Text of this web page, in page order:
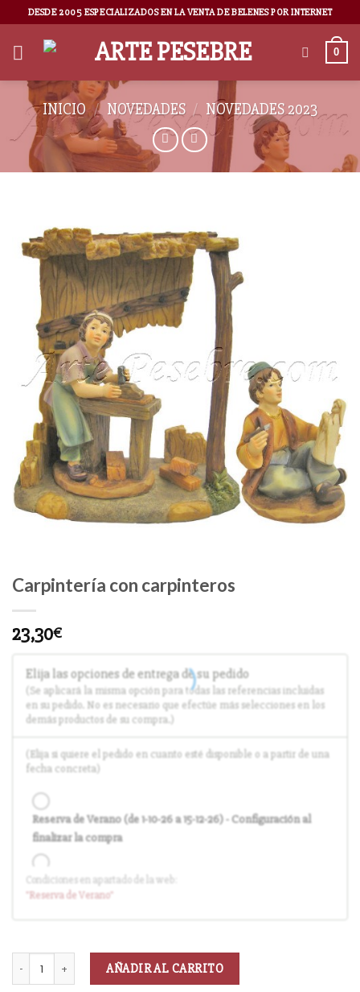
DESDE 2005 ESPECIALIZADOS EN LA VENTA DE BELENES POR INTERNET
0
INICIO / NOVEDADES / NOVEDADES 2023
Carpintería con carpinteros
23,30€
Elija las opciones de entrega de su pedido
(Se aplicará la misma opción para todas las referencias incluidas
en su pedido. No es necesario que efectúe más selecciones en los
demás productos de su compra.)
(Elija si quiere el pedido en cuanto esté disponible o a partir de una
fecha concreta)
Reserva de Verano (de 1-10-26 a 15-12-26) - Configuración al
finalizar la compra
Entrega en cuanto el pedido esté disponible (sin descuento)
Condiciones en apartado de la web:
"Reservade Verano"
AÑADIR AL CARRITO